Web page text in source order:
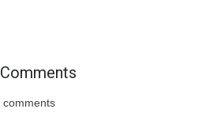
Comments
comments